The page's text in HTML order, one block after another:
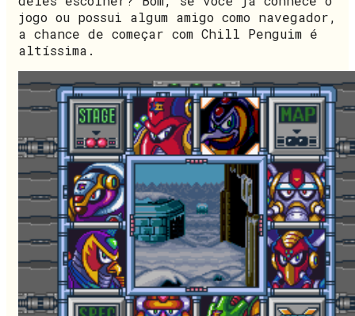
jogo ou possui algum amigo como navegador,
a chance de começar com Chill Penguim é
altíssima.